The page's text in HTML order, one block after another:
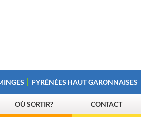
PYRÉNÉES HAUT GARONNAISES
OÙ SORTIR? CONTACT